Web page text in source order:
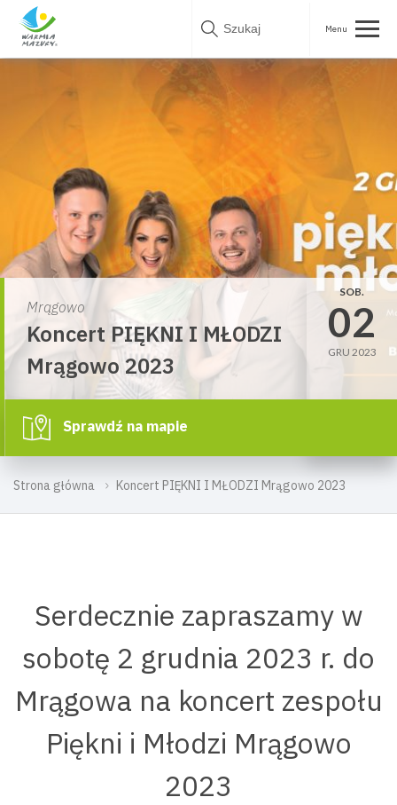
Skip
Strona główna Koncert PIĘKNI I MŁODZI Mrągowo 2023
Mrągowo
Koncert PIĘKNI I MŁODZI
Mrągowo 2023
SOB.
02
GRU 2023
Sprawdź na mapie
Serdecznie zapraszamy w
sobotę 2 grudnia 2023 r. do
Mrągowa na koncert zespołu
Piękni i Młodzi Mrągowo
2023